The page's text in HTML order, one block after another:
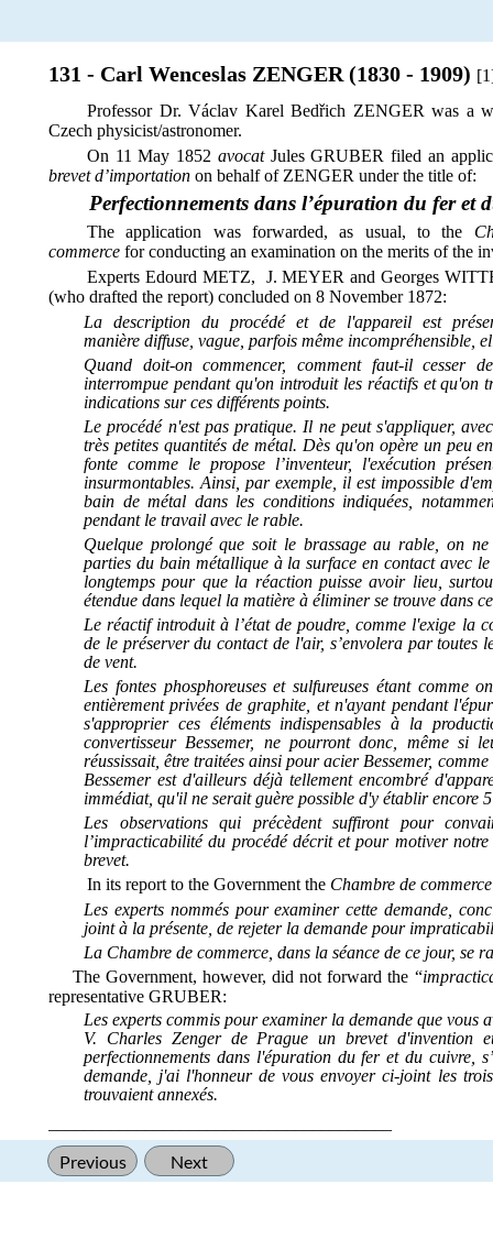
131 - Carl Wenceslas ZENGER (1830 - 1909)
Professor Dr. Václav Karel Bedřich ZENGER was a
Czech physicist/astronomer.
On 11 May 1852 avocatJules GRUBER filed an
brevet d’importation on behalf of ZENGER under the title of:
Perfectionnements dans l’épuration du fer et
The application was forwarded, as usual, to the
commerce for conducting an examination on the merits of the
Experts Edourd METZ, J. MEYER and Georges
(who drafted the report) concluded on 8 November 1872:
La description du procédé et de l'appareil est
manière diffuse, vague, parfois même incompréhensible,
Quand doit-on commencer, comment faut-il cesser
interrompue pendant qu'on introduit les réactifs et qu'on
indications sur ces différents points.
Le procédé n'est pas pratique. Il ne peut s'appliquer,
très petites quantités de métal. Dès qu'on opère un peu
fonte comme le propose l’inventeur, l'exécution
insurmontables. Ainsi, par exemple, il est impossible
bain de métal dans les conditions indiquées,
pendant le travail avec le rable.
Quelque prolongé que soit le brassage au rable, on
parties du bain métallique à la surface en contact avec
longtemps pour que la réaction puisse avoir lieu,
étendue dans lequel la matière à éliminer se trouve dans
Le réactif introduit à l’état de poudre, comme l'exige la
de le préserver du contact de l'air, s’envolera par toutes
de vent.
Les fontes phosphoreuses et sulfureuses étant comme
entièrement privées de graphite, et n'ayant pendant
s'approprier ces éléments indispensables à la
convertisseur Bessemer, ne pourront donc, même si
réussissait, être traitées ainsi pour acier Bessemer,
Bessemer est d'ailleurs déjà tellement encombré
immédiat, qu'il ne serait guère possible d'y établir encore
Les observations qui précèdent suffiront pour
l’impracticabilité du procédé décrit et pour motiver
brevet.
In its report to the Government the Chambre de commerce
Les experts nommés pour examiner cette demande,
joint à la présente, de rejeter la demande pour
La Chambre de commerce, dans la séance de ce jour, se
The Government, however, did not forward the “
representative GRUBER:
Les experts commis pour examiner la demande que vous
V. Charles Zenger de Prague un brevet d'invention
perfectionnements dans l'épuration du fer et du cuivre,
demande, j'ai l'honneur de vous envoyer ci-joint les
trouvaient annexés.
[1]Monthly Notices of the Royal Astronomical Society, Vol.
Previous Next